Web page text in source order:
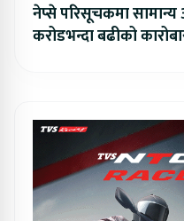
नेप्से परिसूचकमा
करोडभन्दा बढीको